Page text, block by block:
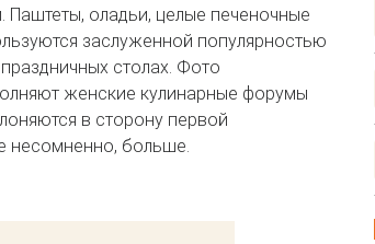
Паштеты, оладьи, целые печеночные
заслуженной популярностью
столах. Фото
женские кулинарные форумы
в сторону первой
несомненно, больше.